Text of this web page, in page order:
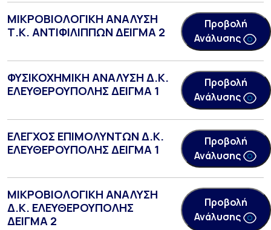
ΜΙΚΡΟΒΙΟΛΟΓΙΚΗ ΑΝΑΛΥΣΗ
Τ.Κ. ΑΝΤΙΦΙΛΙΠΠΩΝ ΔΕΙΓΜΑ 2
Προβολή
Ανάλυσης
ΦΥΣΙΚΟΧΗΜΙΚΗ ΑΝΑΛΥΣΗ Δ.Κ.
ΕΛΕΥΘΕΡΟΥΠΟΛΗΣ ΔΕΙΓΜΑ 1
Προβολή
Ανάλυσης
ΕΛΕΓΧΟΣ ΕΠΙΜΟΛΥΝΤΩΝ Δ.Κ.
ΕΛΕΥΘΕΡΟΥΠΟΛΗΣ ΔΕΙΓΜΑ 1
Προβολή
Ανάλυσης
ΜΙΚΡΟΒΙΟΛΟΓΙΚΗ ΑΝΑΛΥΣΗ
Δ.Κ. ΕΛΕΥΘΕΡΟΥΠΟΛΗΣ
ΔΕΙΓΜΑ 2
Προβολή
Ανάλυσης